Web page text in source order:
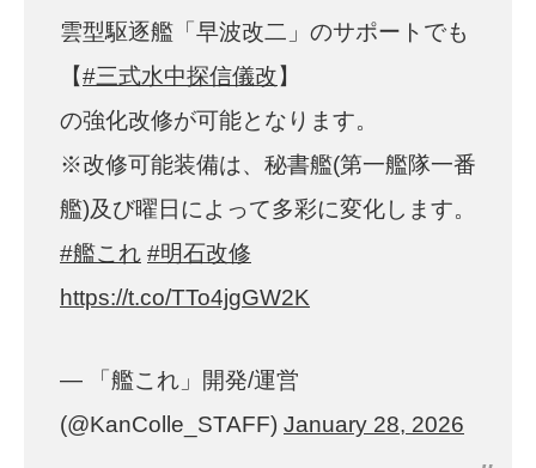
雲型駆逐艦「早波改二」のサポートでも
【#三式水中探信儀改】
の強化改修が可能となります。
※改修可能装備は、秘書艦(第一艦隊一番
艦)及び曜日によって多彩に変化します。
#艦これ #明石改修
https://t.co/TTo4jgGW2K
— 「艦これ」開発/運営
(@KanColle_STAFF) January 28, 2026